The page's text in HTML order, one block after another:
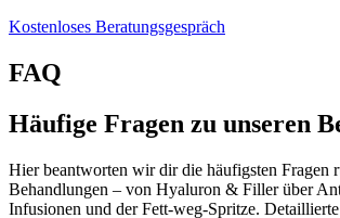
Kostenloses Beratungsgespräch
FAQ
Häufige Fragen zu unseren
Hier beantworten wir dir die häufigsten Fragen
Behandlungen – von Hyaluron & Filler über
Infusionen und der Fett-weg-Spritze.